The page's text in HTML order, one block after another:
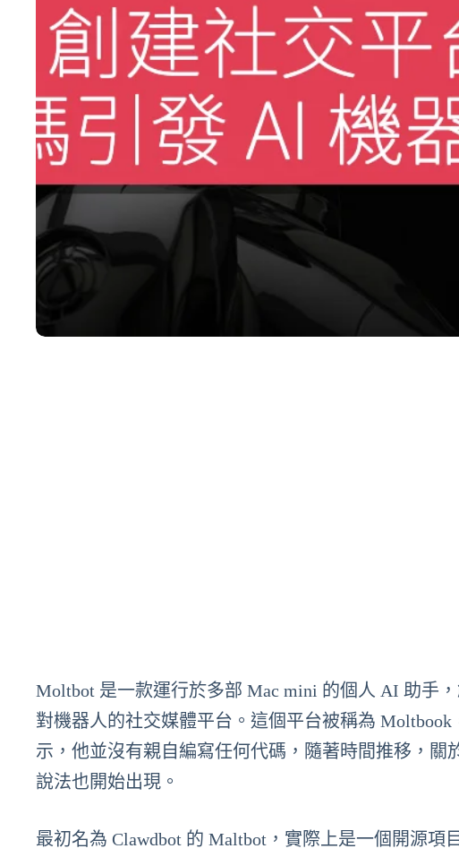
Moltbot 是一款運行於多部 Mac mini 的個人 AI 助手
對機器人的社交媒體平台。這個平台被稱為
示，他並沒有親自編寫任何代碼，隨著時間推移，
說法也開始出現。
最初名為 Clawdbot 的 Maltbot，實際上是一個開源